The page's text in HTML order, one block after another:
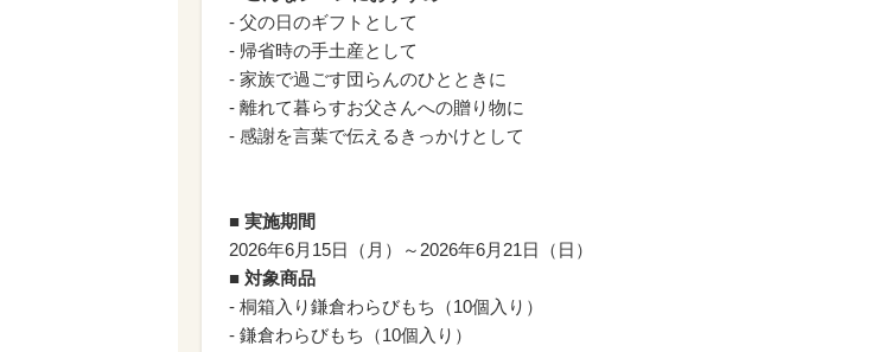
- 父の日のギフトとして
- 帰省時の手土産として
- 家族で過ごす団らんのひとときに
- 離れて暮らすお父さんへの贈り物に
- 感謝を言葉で伝えるきっかけとして
■ 実施期間
2026年6月15日（月）～2026年6月21日（日）
■ 対象商品
- 桐箱入り鎌倉わらびもち（10個入り）
- 鎌倉わらびもち（10個入り）